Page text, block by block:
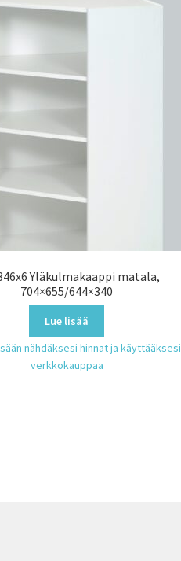
Yläkulmakaappi matala,
704×655/644×340
Lue lisää
nähdäksesi hinnat ja käyttääksesi
verkkokauppaa